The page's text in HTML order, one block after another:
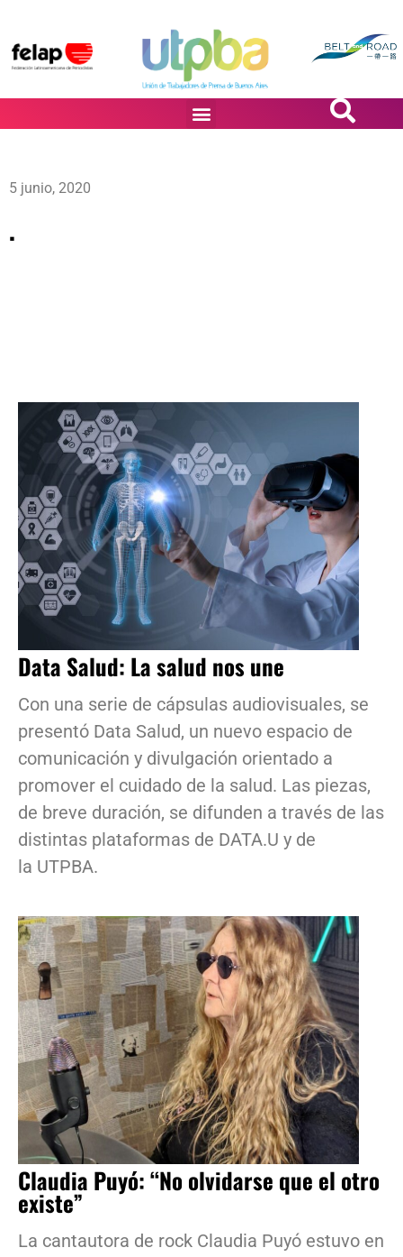
5 junio, 2020
.
Data Salud: La salud nos une
Con una serie de cápsulas audiovisuales, se
presentó Data Salud, un nuevo espacio de
comunicación y divulgación orientado a
promover el cuidado de la salud. Las piezas,
de breve duración, se difunden a través de las
distintas plataformas de DATA.U y de
la UTPBA.
Claudia Puyó: “No olvidarse que el otro
existe”
La cantautora de rock Claudia Puyó estuvo en